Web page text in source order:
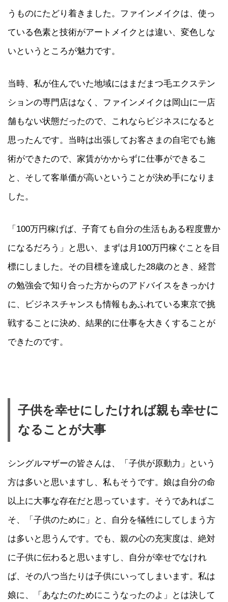
うものにたどり着きました。ファインメイクは、使っ
ている色素と技術がアートメイクとは違い、変色しな
いというところが魅力です。
当時、私が住んでいた地域にはまだまつ毛エクステン
ションの専門店はなく、ファインメイクは岡山に一店
舗もない状態だったので、これならビジネスになると
思ったんです。当時は出張してお客さまの自宅でも施
術ができたので、家賃がかからずに仕事ができるこ
と、そして客単価が高いということが決め手になりま
した。
「100万円稼げば、子育ても自分の生活もある程度豊か
になるだろう」と思い、まずは月100万円稼ぐことを目
標にしました。その目標を達成した28歳のとき、経営
の勉強会で知り合った方からのアドバイスをきっかけ
に、ビジネスチャンスも情報もあふれている東京で挑
戦することに決め、結果的に仕事を大きくすることが
できたのです。
子供を幸せにしたければ親も幸せに
なることが大事
シングルマザーの皆さんは、「子供が原動力」という
方は多いと思いますし、私もそうです。娘は自分の命
以上に大事な存在だと思っています。そうであればこ
そ、「子供のために」と、自分を犠牲にしてしまう方
は多いと思うんです。でも、親の心の充実度は、絶対
に子供に伝わると思いますし、自分が幸せでなけれ
ば、その八つ当たりは子供にいってしまいます。私は
娘に、「あなたのためにこうなったのよ」とは決して